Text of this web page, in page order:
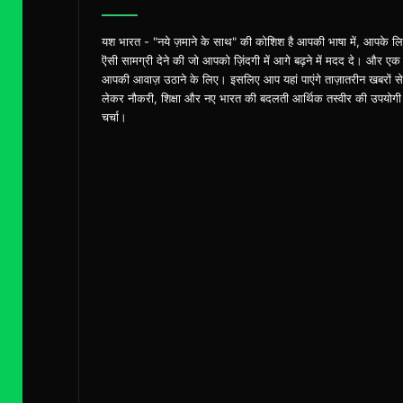
यश भारत - "नये ज़माने के साथ" की कोशिश है आपकी भाषा में, आपके
ऎसी सामग्री देने की जो आपको ज़िंदगी में आगे बढ़ने में मदद दे। और
आपकी आवाज़ उठाने के लिए। इसलिए आप यहां पाएंगे ताज़ातरीन खबरों से
लेकर नौकरी, शिक्षा और नए भारत की बदलती आर्थिक तस्वीर की उपयोगी
चर्चा।